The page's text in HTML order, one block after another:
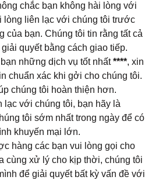
chắc bạn không hài lòng với
lòng liên lạc với chúng tôi trước
của bạn. Chúng tôi tin rằng tất cả
quyết bằng cách giao tiếp.
những dịch vụ tốt nhất****, xin
chuẩn xác khi gởi cho chúng tôi.
chúng tôi hoàn thiện hơn.
lạc với chúng tôi, bạn hãy là
tôi sớm nhất trong ngày để có
khuyến mại lớn.
hàng các bạn vui lòng gọi cho
cùng xử lý cho kịp thời, chúng tôi
để giải quyết bất kỳ vấn đề với